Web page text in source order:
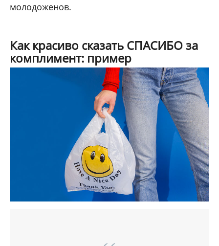
молодоженов.
Как красиво сказать СПАСИБО за
комплимент: пример